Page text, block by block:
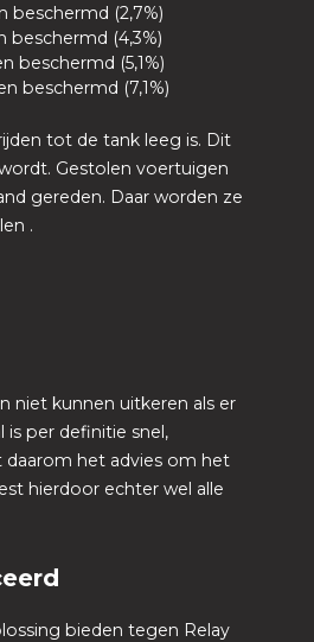
beschermd (2,7%)
beschermd (4,3%)
beschermd (5,1%)
beschermd (7,1%)
tot de tank leeg is. Dit
Gestolen voertuigen
gereden. Daar worden ze
.
niet kunnen uitkeren als er
is per definitie snel,
daarom het advies om het
hierdoor echter wel alle
bieden tegen Relay